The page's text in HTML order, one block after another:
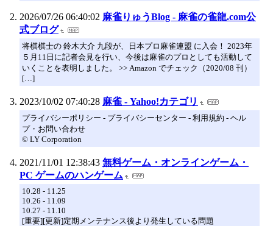
2026/07/26 06:40:02 麻雀りゅうBlog - 麻雀の雀龍.com公
式ブログ
将棋棋士の 鈴木大介 九段が、日本プロ麻雀連盟 に入会！ 2023年
５月11日に記者会見を行い、今後は麻雀のプロとしても活動して
いくことを表明しました。 >> Amazon でチェック（2020/08 刊）
[…]
2023/10/02 07:40:28 麻雀 - Yahoo!カテゴリ
プライバシーポリシー - プライバシーセンター - 利用規約 - ヘル
プ・お問い合わせ
© LY Corporation
2021/11/01 12:38:43 無料ゲーム・オンラインゲーム・
PC ゲームのハンゲーム
10.28 - 11.25
10.26 - 11.09
10.27 - 11.10
[重要][更新]定期メンテナンス後より発生している問題